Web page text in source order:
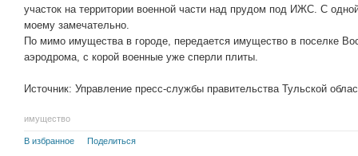
участок на территории военной части над прудом под ИЖС. С
моему замечательно.
По мимо имущества в городе, передается имущество в поселке
аэродрома, с корой военные уже сперли плиты.
Источник: Управление пресс-службы правительства Тульской
имущество
В избранное Поделиться